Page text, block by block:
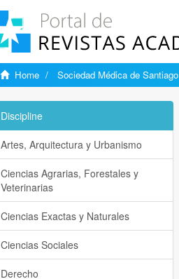
Home Sociedad Médica de Santiago
Discipline
Artes, Arquitectura y Urbanismo
Ciencias Agrarias, Forestales y
Veterinarias
Ciencias Exactas y Naturales
Ciencias Sociales
Derecho